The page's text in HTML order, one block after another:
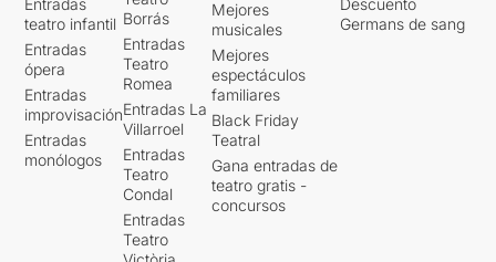
Entradas
teatro infantil
Entradas
ópera
Entradas
improvisación
Entradas
monólogos
Borrás
Entradas
Teatro
Romea
Entradas La
Villarroel
Entradas
Teatro
Condal
Entradas
Teatro
Mejores
musicales
Mejores
espectáculos
familiares
Black Friday
Teatral
Gana entradas de
teatro gratis -
concursos
Descuento
Germans de sang